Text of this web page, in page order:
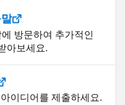
방문하여 추가적인
아보세요.
이디어를 제출하세요.